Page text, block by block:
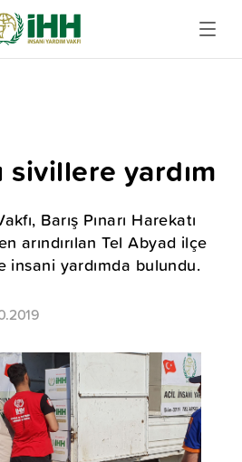
sivillere yardım
Barış Pınarı Harekatı
arındırılan Tel Abyad ilçe
insani yardımda bulundu.